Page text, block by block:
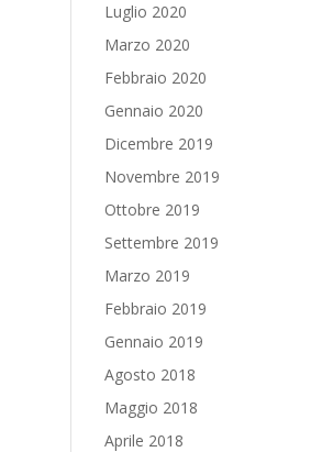
Luglio 2020
Marzo 2020
Febbraio 2020
Gennaio 2020
Dicembre 2019
Novembre 2019
Ottobre 2019
Settembre 2019
Marzo 2019
Febbraio 2019
Gennaio 2019
Agosto 2018
Maggio 2018
Aprile 2018